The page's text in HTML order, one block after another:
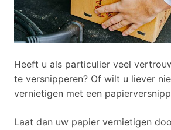
Heeft u als particulier veel
te versnipperen? Of wilt u liever
vernietigen met een
Laat dan uw papier vernietigen